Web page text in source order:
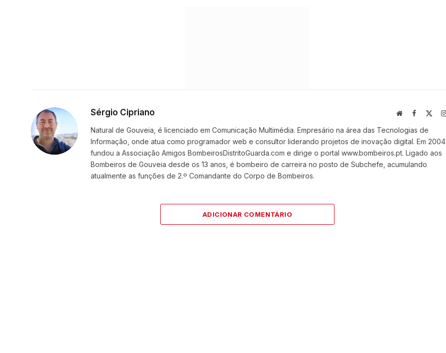
Sérgio Cipriano WebsiteFacebook
Natural de Gouveia, é licenciado em Comunicação Multimédia. Empresário na área das Tecnologias de
Informação, onde atua como programador web e consultor liderando projetos de inovação digital. Em 2004
fundou a Associação Amigos BombeirosDistritoGuarda.com e dirige o portal www.bombeiros.pt. Ligado aos
Bombeiros de Gouveia desde os 13 anos, é bombeiro de carreira no posto de Subchefe, acumulando
atualmente as funções de 2.º Comandante do Corpo de Bombeiros.
ADICIONAR COMENTÁRIO